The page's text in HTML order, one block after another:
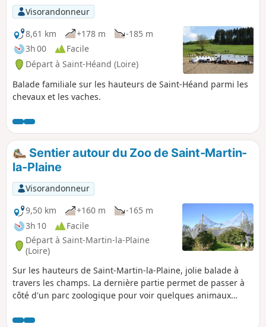
Visorandonneur
8,61 km
+178 m
-185 m
3h 00
Facile
Départ à Saint-Héand (Loire)
Balade familiale sur les hauteurs de Saint-Héand parmi les
chevaux et les vaches.
Sentier autour du Zoo de Saint-Martin-
la-Plaine
Visorandonneur
9,50 km
+160 m
-165 m
3h 10
Facile
Départ à Saint-Martin-la-Plaine
(Loire)
Sur les hauteurs de Saint-Martin-la-Plaine, jolie balade à
travers les champs. La dernière partie permet de passer à
côté d'un parc zoologique pour voir quelques animaux